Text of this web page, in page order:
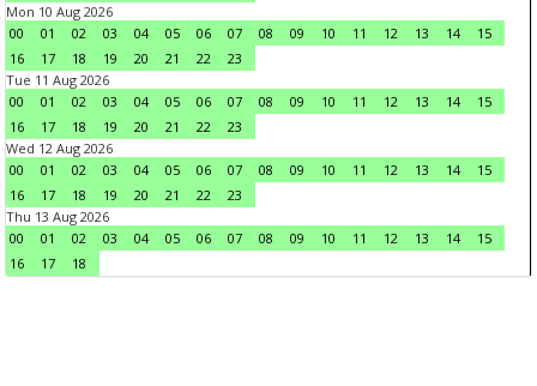
Mon 10 Aug 2026
00
01 02 03 04 05 06 07 08 09 10 11 12 13 14
15
16
17 18 19 20 21 22
23
Tue 11 Aug 2026
00
01 02 03 04 05 06 07 08 09 10 11 12 13 14
15
16
17 18 19 20 21 22
23
Wed 12 Aug 2026
00
01 02 03 04 05 06 07 08 09 10 11 12 13 14
15
16
17 18 19 20 21 22
23
Thu 13 Aug 2026
00
01 02 03 04 05 06 07 08 09 10 11 12 13 14
15
16
17 18